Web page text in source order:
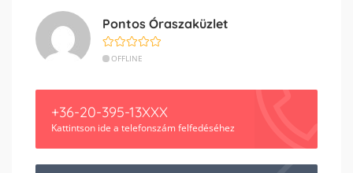
Pontos Óraszaküzlet
OFFLINE
+36-20-395-13XXX
Kattintson ide a telefonszám felfedéséhez